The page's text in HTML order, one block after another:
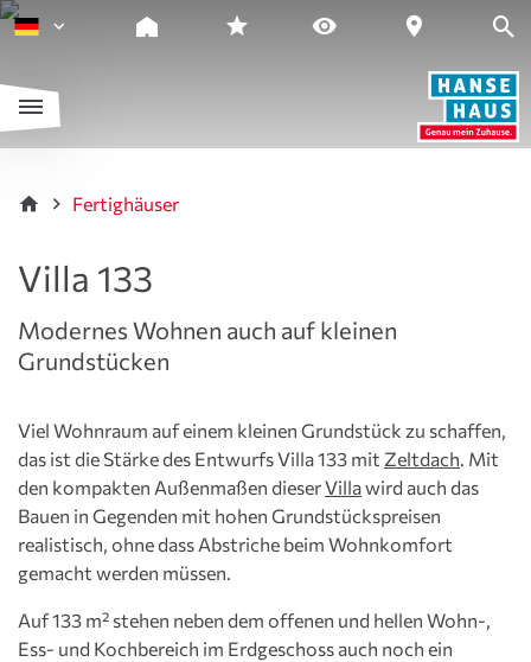
Fertighäuser
Modernes Wohnen auch auf kleinen
Grundstücken
Villa 133
Viel Wohnraum auf einem kleinen Grundstück zu schaffen,
das ist die Stärke des Entwurfs Villa 133 mit Zeltdach. Mit
den kompakten Außenmaßen dieserVillawird auch das
Bauen in Gegenden mit hohen Grundstückspreisen
realistisch, ohne dass Abstriche beim Wohnkomfort
gemacht werden müssen.
Auf 133 m² stehen neben dem offenen und hellen Wohn-,
Ess- und Kochbereich im Erdgeschoss auch noch ein